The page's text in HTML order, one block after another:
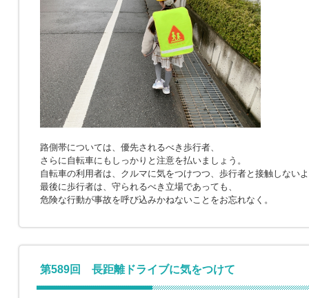
路側帯については、優先されるべき歩行者、
さらに自転車にもしっかりと注意を払いましょう。
自転車の利用者は、クルマに気をつけつつ、歩行者と接触しない
最後に歩行者は、守られるべき立場であっても、
危険な行動が事故を呼び込みかねないことをお忘れなく。
第589回 長距離ドライブに気をつけて